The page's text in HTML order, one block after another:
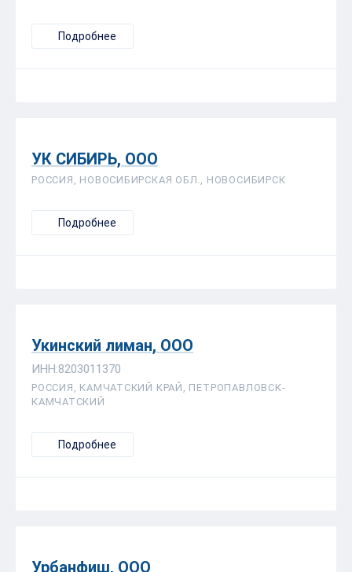
Подробнее
УК СИБИРЬ, ООО
РОССИЯ, НОВОСИБИРСКАЯ ОБЛ., НОВОСИБИРСК
Подробнее
Укинский лиман, ООО
ИНН:8203011370
РОССИЯ, КАМЧАТСКИЙ КРАЙ, ПЕТРОПАВЛОВСК-
КАМЧАТСКИЙ
Подробнее
Урбанфиш, ООО